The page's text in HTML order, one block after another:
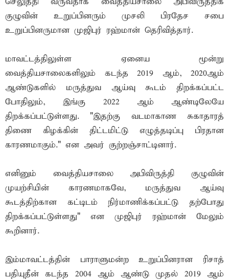
குழுவின் உறுப்பினரும் முசலி பிரதேச சபை
உறுப்பினருமான முஜிபுர் ரஹ்மான் தெரிவித்தார்.
மாவட்டத்திலுள்ள ஏனைய மூன்று
வைத்தியசாலைகளிலும் கடந்த 2019 ஆம், 2020ஆம்
ஆண்டுகளில் மருத்துவ ஆய்வு கூடம் திறக்கப்பட்ட
போதிலும், இங்கு 2022 ஆம் ஆண்டிலேயே
திறக்கப்பட்டுள்ளது. "இதற்கு வடமாகாண சுகாதாரத்
திணை கிழக்கின் திட்டமிட்டு எழுத்தடிப்பு பிரதான
காரணமாகும்." என அவர் குற்றஞ்சாட்டினார்.
எனினும் வைத்தியசாலை அபிவிருத்தி குழுவின்
முயற்சியின் காரணமாகவே, மருத்துவ ஆய்வு
கூடத்திற்கான கட்டிடம் நிர்மாணிக்கப்பட்டு தற்போது
திறக்கப்பட்டுள்ளது" என முஜிபுர் ரஹ்மான் மேலும்
கூறினார்.
இம்மாவட்டத்தின் பாராளுமன்ற உறுப்பினரான ரிசாத்
பதியுதீன் கடந்த 2004 ஆம் ஆண்டு முதல் 2019 ஆம்